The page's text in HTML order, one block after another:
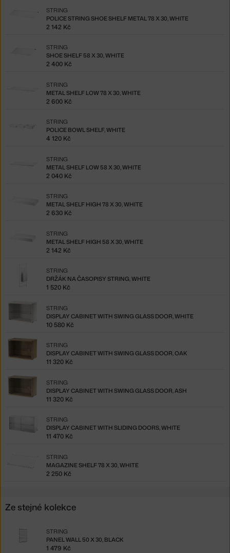
POLICE STRING SHOE SHELF METAL 78 X 30, WHITE
STRING
2 142 Kč
SHOE SHELF 58 X 30, WHITE
STRING
2 400 Kč
METAL SHELF LOW 78 X 30, WHITE
STRING
2 600 Kč
POLICE BOWL SHELF, WHITE
STRING
4 120 Kč
METAL SHELF LOW 58 X 30, WHITE
STRING
2 040 Kč
METAL SHELF HIGH 78 X 30, WHITE
STRING
2 630 Kč
METAL SHELF HIGH 58 X 30, WHITE
STRING
2 142 Kč
DRŽÁK NA ČASOPISY STRING, WHITE
STRING
1 520 Kč
DISPLAY CABINET WITH SWING GLASS DOOR, WHITE
STRING
10 580 Kč
DISPLAY CABINET WITH SWING GLASS DOOR, OAK
STRING
11 320 Kč
DISPLAY CABINET WITH SWING GLASS DOOR, ASH
STRING
11 320 Kč
DISPLAY CABINET WITH SLIDING DOORS, WHITE
STRING
11 470 Kč
MAGAZINE SHELF 78 X 30, WHITE
STRING
2 250 Kč
Ze stejné kolekce
PANEL WALL 50 X 30, BLACK
STRING
1 479 Kč